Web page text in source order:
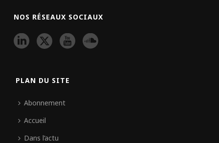
NOS RÉSEAUX SOCIAUX
PLAN DU SITE
Abonnement
Accueil
Dans l’actu